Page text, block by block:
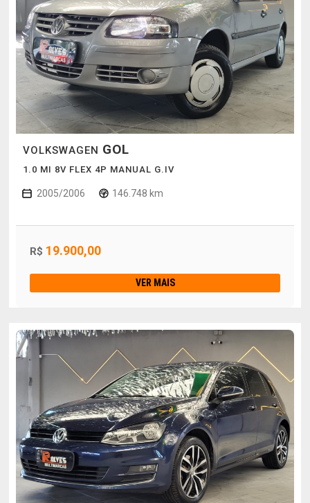
VOLKSWAGEN GOL
1.0 MI 8V FLEX 4P MANUAL G.IV
2005/2006 146.748 km
R$ 19.900,00
VER MAIS